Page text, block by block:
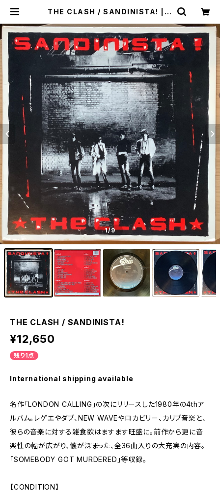
THE CLASH / SANDINISTA! | P
1/9
THE CLASH / SANDINISTA!
¥12,650
残り1点
International shipping available
名作「LONDON CALLING」の次にリリースした1980年の4thア
ルバム。レゲエやダブ、NEW WAVEやロカビリー、カリブ音楽と、
彼らの音楽に対する雑食欲はますます旺盛に。前作から更に音
楽性の幅が広がり、懐が深まった、全36曲入りの大充実の内容。
「SOMEBODY GOT MURDERED」等収録。
【CONDITION】